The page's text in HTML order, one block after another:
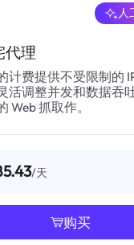
代理
人
计费提供不受限制的
活调整并发和数据吞
Web 抓取作。
/天
购买